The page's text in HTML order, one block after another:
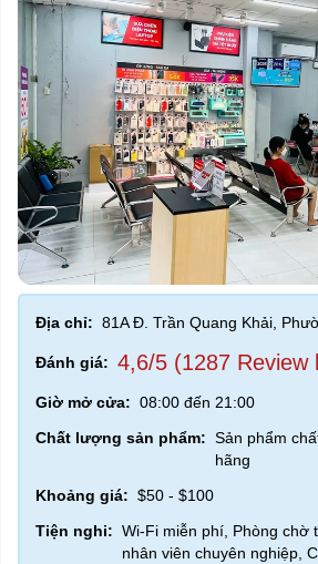
Địa chỉ: 81A Đ. Trần Quang Khải,
Đánh giá: 4,6/5 (1287 Review
Giờ mở cửa: 08:00 đến 21:00
Chất lượng sản phẩm: Sản phẩm
hãng
Khoảng giá: $50 - $100
Tiện nghi: Wi-Fi miễn phí, Phòng chờ
nhân viên chuyên nghiệp,